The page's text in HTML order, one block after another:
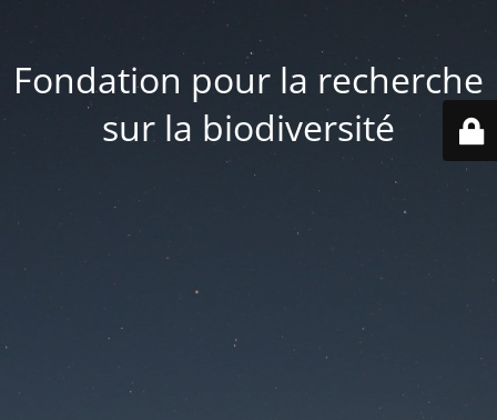
Fondation pour la recherche
sur la biodiversité